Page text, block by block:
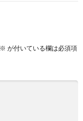
※ が付いている欄は必須項